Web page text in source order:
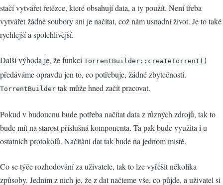
stačí vytvářet řetězce, které obsahují data, a ty použít. Není třeba
vytvářet žádné soubory ani je načítat, což nám usnadní život. Je to také
rychlejší a spolehlivější.
Další výhoda je, že funkci TorrentBuilder::createTorrent()
předáváme opravdu jen to, co potřebuje, žádné zbytečnosti.
TorrentBuilder tak může hned začít pracovat.
Pokud v budoucnu bude potřeba načítat data z různých zdrojů, tak to
bude mít na starost příslušná komponenta. Ta pak bude využita i u
ostatních protokolů. Načítání dat tak bude na jednom místě.
Co se týče rozhodování za uživatele, tak to lze vyřešit několika
způsoby. Jedním z nich je, že z dat načteme vše, co půjde, a uživatel si